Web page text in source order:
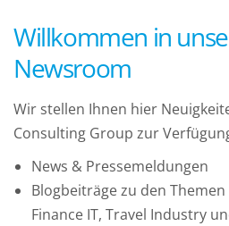
Willkommen in
Newsroom
Wir stellen Ihnen hier
Consulting Group zur
News & Pressemeldungen
Blogbeiträge zu den
Finance IT, Travel Industry